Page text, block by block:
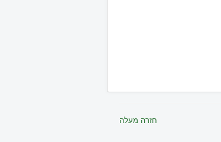
חזרה מעלה